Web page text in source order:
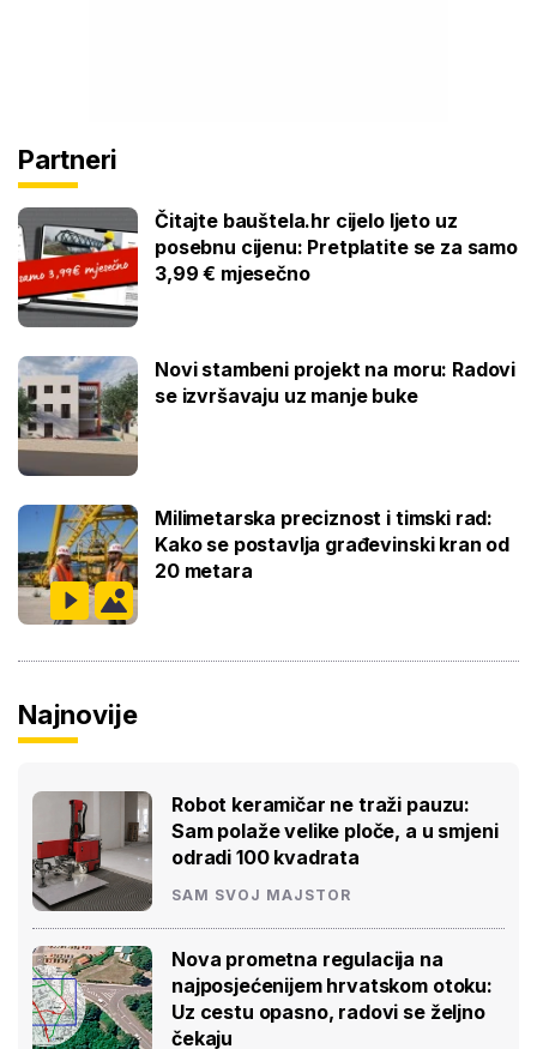
Partneri
Čitajte bauštela.hr cijelo ljeto uz
posebnu cijenu: Pretplatite se za samo
3,99 € mjesečno
Novi stambeni projekt na moru: Radovi
se izvršavaju uz manje buke
Milimetarska preciznost i timski rad:
Kako se postavlja građevinski kran od
20 metara
Najnovije
Robot keramičar ne traži pauzu:
Sam polaže velike ploče, a u smjeni
odradi 100 kvadrata
SAM SVOJ MAJSTOR
Nova prometna regulacija na
najposjećenijem hrvatskom otoku:
Uz cestu opasno, radovi se željno
čekaju